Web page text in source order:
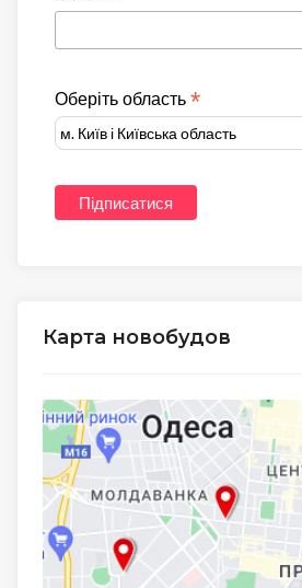
Оберіть область *
Карта новобудов